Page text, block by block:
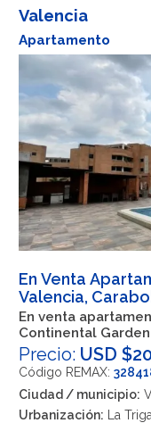
Valencia
Apartamento
En Venta
Valencia,
En venta
Continental
Precio: USD
Código REMAX:
Ciudad / municipio:
Urbanización: La